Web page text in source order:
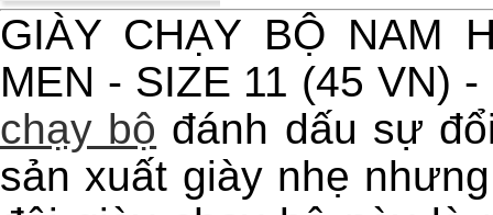
GIÀY CHẠY BỘ NAM
MEN - SIZE 11 (45 VN) -
chạy bộ đánh dấu sự
sản xuất giày nhẹ